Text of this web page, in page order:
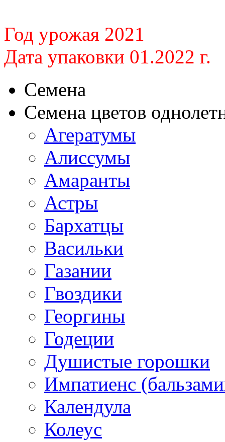
Год урожая 2021
Дата упаковки 01.2022 г.
Семена
Семена цветов
Агератумы
Алиссумы
Амаранты
Астры
Бархатцы
Васильки
Газании
Гвоздики
Георгины
Годеции
Душистые горошки
Импатиенс
Календула
Колеус